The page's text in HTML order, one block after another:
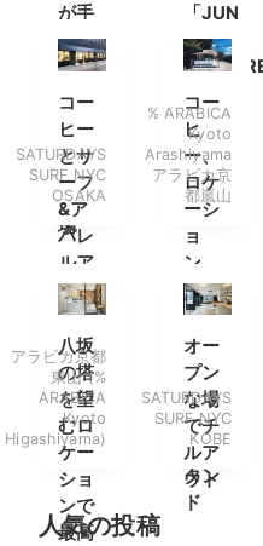
が手
軽に
購入
でき
る自
動販
売機
が登
場
「JUN
THE
の特
別番
組が
放送
決定
コー
ヒー
とサ
ーフ
&ア
パレ
ルア
イテ
ムを
楽し
みに
南船
場へ
SATURDAYS
SURF NYC
OSAKA
コー
ヒ
ー、
ロケ
ーシ
ョ
ン、
空間
の全
てが
最高
なコ
ーヒ
ース
タン
ド
% ARABICA
Kyoto
Arashiyama
アラビカ京
都嵐山
八坂
の塔
を望
むロ
ケー
ショ
ンで
最高
アラビカ京都
東山 (%
ARABICA
Kyoto
Higashiyama)
オー
プン
な場
でチ
ルア
ウト
SATURDAYS
SURF NYC
KOBE
人気の投稿